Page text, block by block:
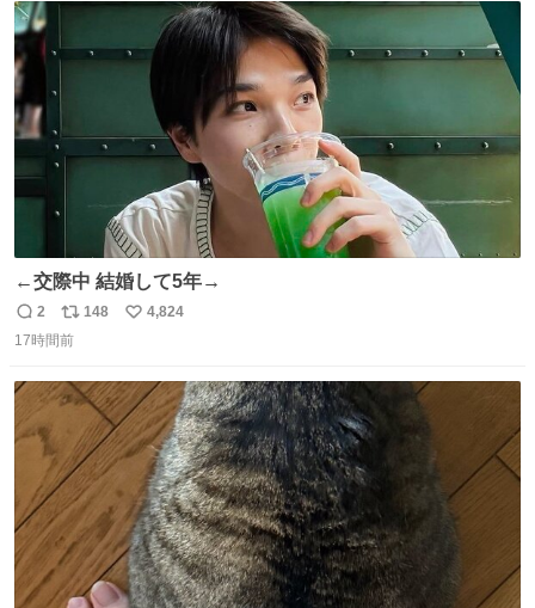
←交際中 結婚して5年→
返
信
2
リ
ポ
ト
148
い
数
4,824
17時間前